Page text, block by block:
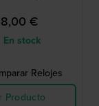
€
stock
Relojes
Producto